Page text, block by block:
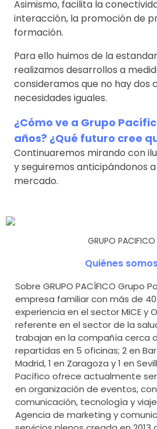
Asimismo, facilita la
interacción, la promoción de
formación.
Para ello huimos de la
realizamos desarrollos a
consideramos que no hay dos
necesidades iguales.
¿Cómo ve a Grupo
años? ¿Qué futuro cree
Continuaremos mirando con
y seguiremos anticipándonos
mercado.
GRUPO PACIFICO
Quiénes
Sobre GRUPO PACÍFICO Grupo
empresa familiar con más de
experiencia en el sector MICE y
referente en el sector de la
trabajan en la compañía cerca
repartidas en 5 oficinas; 2 en
Madrid, 1 en Zaragoza y 1 en
Pacífico ofrece actualmente
en organización de eventos,
comunicación, tecnología y
Agencia de marketing y